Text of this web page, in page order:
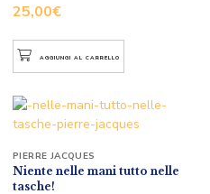
25,00€
AGGIUNGI AL CARRELLO
Niente nelle mani tutto nelle
tasche!
PIERRE JACQUES